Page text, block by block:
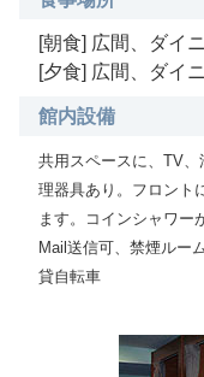
[朝食] 広間、ダイ
[夕食] 広間、ダイ
館内設備
共用スペースに、TV
理器具あり。フロント
ます。コインシャワー
Mail送信可、禁煙ルー
貸自転車